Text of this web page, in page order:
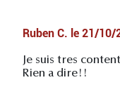
Ruben C. le 21/10/
Je suis tres
Rien a dire!!